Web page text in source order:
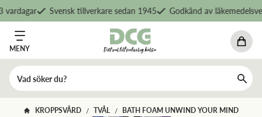
Svensk tillverkare sedan 1945 Godkänd av
MENY
KROPPSVÅRD / TVÅL / BATH FOAM UNWIND YOUR MIND